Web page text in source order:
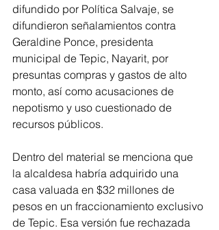
difundido por Política Salvaje, se
difundieron señalamientos contra
Geraldine Ponce, presidenta
municipal de Tepic, Nayarit, por
presuntas compras y gastos de alto
monto, así como acusaciones de
nepotismo y uso cuestionado de
recursos públicos.
Dentro del material se menciona que
la alcaldesa habría adquirido una
casa valuada en $32 millones de
pesos en un fraccionamiento exclusivo
de Tepic. Esa versión fue rechazada